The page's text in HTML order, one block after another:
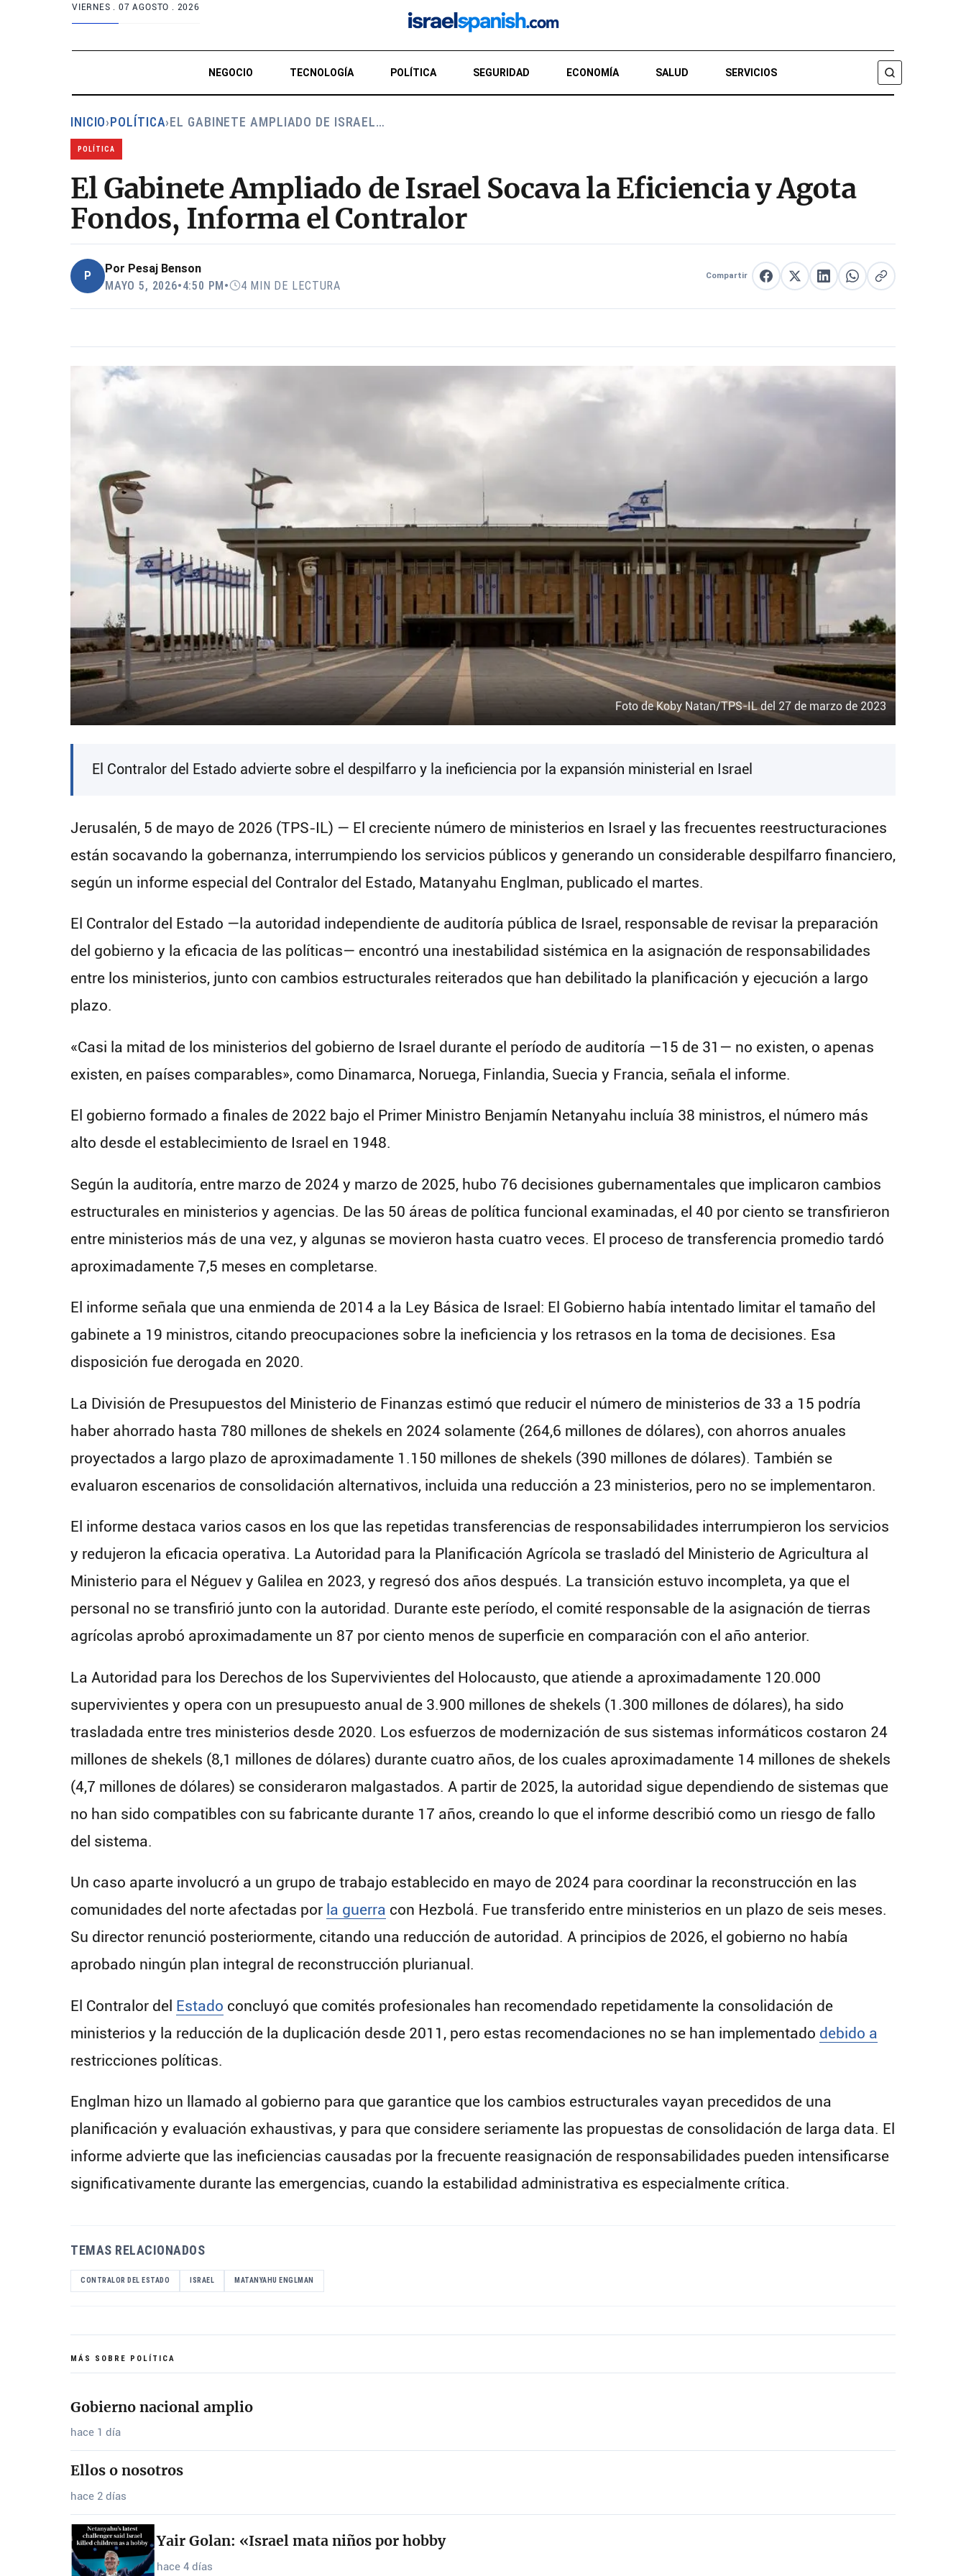
VIERNES . 07 AGOSTO . 2026
NEGOCIO TECNOLOGÍA POLÍTICA SEGURIDAD ECONOMÍA SALUD SERVICIOS
INICIO›POLÍTICA›EL GABINETE AMPLIADO DE ISRAEL…
POLÍTICA
El Gabinete Ampliado de Israel Socava la Eficiencia y Agota
Fondos, Informa el Contralor
P
Por Pesaj Benson
MAYO 5, 2026•4:50 PM• 4 MIN DE LECTURA
Compartir Compartir en Facebook
Compartir en X
Compartir en LinkedIn
Compartir en WhatsApp
Copiar enlace
Foto de Koby Natan/TPS-IL del 27 de marzo de 2023
El Contralor del Estado advierte sobre el despilfarro y la ineficiencia por la expansión ministerial en Israel
Jerusalén, 5 de mayo de 2026 (TPS-IL) — El creciente número de ministerios en Israel y las frecuentes reestructuraciones
están socavando la gobernanza, interrumpiendo los servicios públicos y generando un considerable despilfarro financiero,
según un informe especial del Contralor del Estado, Matanyahu Englman, publicado el martes.
El Contralor del Estado —la autoridad independiente de auditoría pública de Israel, responsable de revisar la preparación
del gobierno y la eficacia de las políticas— encontró una inestabilidad sistémica en la asignación de responsabilidades
entre los ministerios, junto con cambios estructurales reiterados que han debilitado la planificación y ejecución a largo
plazo.
«Casi la mitad de los ministerios del gobierno de Israel durante el período de auditoría —15 de 31— no existen, o apenas
existen, en países comparables», como Dinamarca, Noruega, Finlandia, Suecia y Francia, señala el informe.
El gobierno formado a finales de 2022 bajo el Primer Ministro Benjamín Netanyahu incluía 38 ministros, el número más
alto desde el establecimiento de Israel en 1948.
Según la auditoría, entre marzo de 2024 y marzo de 2025, hubo 76 decisiones gubernamentales que implicaron cambios
estructurales en ministerios y agencias. De las 50 áreas de política funcional examinadas, el 40 por ciento se transfirieron
entre ministerios más de una vez, y algunas se movieron hasta cuatro veces. El proceso de transferencia promedio tardó
aproximadamente 7,5 meses en completarse.
El informe señala que una enmienda de 2014 a la Ley Básica de Israel: El Gobierno había intentado limitar el tamaño del
gabinete a 19 ministros, citando preocupaciones sobre la ineficiencia y los retrasos en la toma de decisiones. Esa
disposición fue derogada en 2020.
La División de Presupuestos del Ministerio de Finanzas estimó que reducir el número de ministerios de 33 a 15 podría
haber ahorrado hasta 780 millones de shekels en 2024 solamente (264,6 millones de dólares), con ahorros anuales
proyectados a largo plazo de aproximadamente 1.150 millones de shekels (390 millones de dólares). También se
evaluaron escenarios de consolidación alternativos, incluida una reducción a 23 ministerios, pero no se implementaron.
El informe destaca varios casos en los que las repetidas transferencias de responsabilidades interrumpieron los servicios
y redujeron la eficacia operativa. La Autoridad para la Planificación Agrícola se trasladó del Ministerio de Agricultura al
Ministerio para el Néguev y Galilea en 2023, y regresó dos años después. La transición estuvo incompleta, ya que el
personal no se transfirió junto con la autoridad. Durante este período, el comité responsable de la asignación de tierras
agrícolas aprobó aproximadamente un 87 por ciento menos de superficie en comparación con el año anterior.
La Autoridad para los Derechos de los Supervivientes del Holocausto, que atiende a aproximadamente 120.000
supervivientes y opera con un presupuesto anual de 3.900 millones de shekels (1.300 millones de dólares), ha sido
trasladada entre tres ministerios desde 2020. Los esfuerzos de modernización de sus sistemas informáticos costaron 24
millones de shekels (8,1 millones de dólares) durante cuatro años, de los cuales aproximadamente 14 millones de shekels
(4,7 millones de dólares) se consideraron malgastados. A partir de 2025, la autoridad sigue dependiendo de sistemas que
no han sido compatibles con su fabricante durante 17 años, creando lo que el informe describió como un riesgo de fallo
del sistema.
Un caso aparte involucró a un grupo de trabajo establecido en mayo de 2024 para coordinar la reconstrucción en las
comunidades del norte afectadas por la guerra con Hezbolá. Fue transferido entre ministerios en un plazo de seis meses.
Su director renunció posteriormente, citando una reducción de autoridad. A principios de 2026, el gobierno no había
aprobado ningún plan integral de reconstrucción plurianual.
El Contralor del Estado concluyó que comités profesionales han recomendado repetidamente la consolidación de
ministerios y la reducción de la duplicación desde 2011, pero estas recomendaciones no se han implementado debido a
restricciones políticas.
Englman hizo un llamado al gobierno para que garantice que los cambios estructurales vayan precedidos de una
planificación y evaluación exhaustivas, y para que considere seriamente las propuestas de consolidación de larga data. El
informe advierte que las ineficiencias causadas por la frecuente reasignación de responsabilidades pueden intensificarse
significativamente durante las emergencias, cuando la estabilidad administrativa es especialmente crítica.
TEMAS RELACIONADOS
CONTRALOR DEL ESTADO ISRAEL MATANYAHU ENGLMAN
MÁS SOBRE POLÍTICA
Gobierno nacional amplio
hace 1 día
Ellos o nosotros
hace 2 días
Yair Golan: «Israel mata niños por hobby
hace 4 días